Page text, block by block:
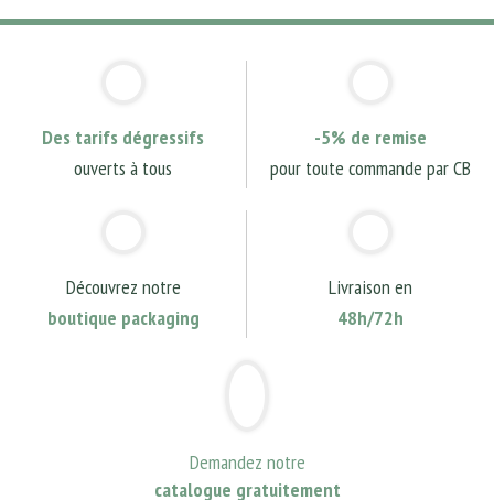
Des tarifs dégressifs
ouverts à tous
-5% de remise
pour toute commande par CB
Découvrez notre
boutique packaging
Livraison en
48h/72h
Demandez notre
catalogue gratuitement